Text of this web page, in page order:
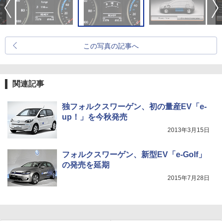
この写真の記事へ
関連記事
独フォルクスワーゲン、初の量産EV「e-
up！」を今秋発売
2013年3月15日
フォルクスワーゲン、新型EV「e-Golf」
の発売を延期
2015年7月28日